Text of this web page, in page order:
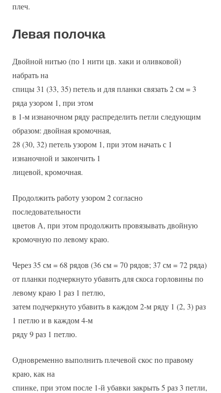
плеч.
Левая полочка
Двойной нитью (по 1 нити цв. хаки и оливковой)
набрать на
спицы 31 (33, 35) петель и для планки связать 2 см = 3
ряда узором 1, при этом
в 1-м изнаночном ряду распределить петли следующим
образом: двойная кромочная,
28 (30, 32) петель узором 1, при этом начать с 1
изнаночной и закончить 1
лицевой, кромочная.
Продолжить работу узором 2 согласно
последовательности
цветов А, при этом продолжить провязывать двойную
кромочную по левому краю.
Через 35 см = 68 рядов (36 см = 70 рядов; 37 см = 72 ряда)
от планки подчеркнуто убавить для скоса горловины по
левому краю 1 раз 1 петлю,
затем подчеркнуто убавить в каждом 2-м ряду 1 (2, 3) раз
1 петлю и в каждом 4-м
ряду 9 раз 1 петлю.
Одновременно выполнить плечевой скос по правому
краю, как на
спинке, при этом после 1-й убавки закрыть 5 раз 3 петли,